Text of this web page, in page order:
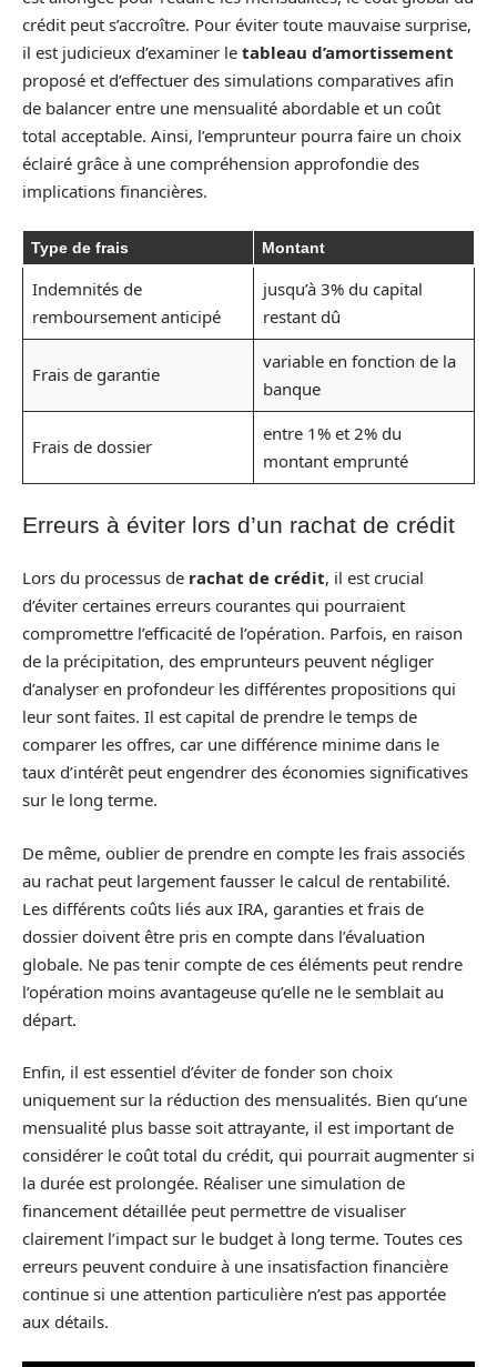
crédit peut s’accroître. Pour éviter toute mauvaise surprise,
il est judicieux d’examiner le tableau d’amortissement
proposé et d’effectuer des simulations comparatives afin
de balancer entre une mensualité abordable et un coût
total acceptable. Ainsi, l’emprunteur pourra faire un choix
éclairé grâce à une compréhension approfondie des
implications financières.
Type de frais Montant
Indemnités de
remboursement anticipé
jusqu’à 3% du capital
restant dû
Frais de garantie
variable en fonction de la
banque
Frais de dossier
entre 1% et 2% du
montant emprunté
Erreurs à éviter lors d’un rachat de crédit
Lors du processus de rachat de crédit, il est crucial
d’éviter certaines erreurs courantes qui pourraient
compromettre l’efficacité de l’opération. Parfois, en raison
de la précipitation, des emprunteurs peuvent négliger
d’analyser en profondeur les différentes propositions qui
leur sont faites. Il est capital de prendre le temps de
comparer les offres, car une différence minime dans le
taux d’intérêt peut engendrer des économies significatives
sur le long terme.
De même, oublier de prendre en compte les frais associés
au rachat peut largement fausser le calcul de rentabilité.
Les différents coûts liés aux IRA, garanties et frais de
dossier doivent être pris en compte dans l’évaluation
globale. Ne pas tenir compte de ces éléments peut rendre
l’opération moins avantageuse qu’elle ne le semblait au
départ.
Enfin, il est essentiel d’éviter de fonder son choix
uniquement sur la réduction des mensualités. Bien qu’une
mensualité plus basse soit attrayante, il est important de
considérer le coût total du crédit, qui pourrait augmenter si
la durée est prolongée. Réaliser une simulation de
financement détaillée peut permettre de visualiser
clairement l’impact sur le budget à long terme. Toutes ces
erreurs peuvent conduire à une insatisfaction financière
continue si une attention particulière n’est pas apportée
aux détails.